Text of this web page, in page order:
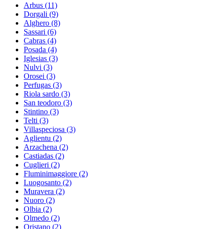
Arbus (11)
Dorgali (9)
Alghero (8)
Sassari (6)
Cabras (4)
Posada (4)
Iglesias (3)
Nulvi (3)
Orosei (3)
Perfugas (3)
Riola sardo (3)
San teodoro (3)
Stintino (3)
Telti (3)
Villaspeciosa (3)
Aglientu (2)
Arzachena (2)
Castiadas (2)
Cuglieri (2)
Fluminimaggiore (2)
Luogosanto (2)
Muravera (2)
Nuoro (2)
Olbia (2)
Olmedo (2)
Oristano (2)